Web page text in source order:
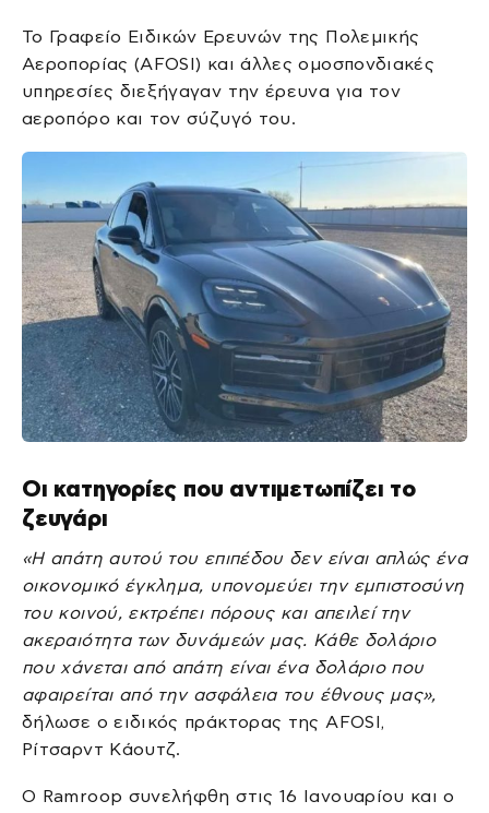
Το Γραφείο Ειδικών Ερευνών της Πολεμικής
Αεροπορίας (AFOSI) και άλλες ομοσπονδιακές
υπηρεσίες διεξήγαγαν την έρευνα για τον
αεροπόρο και τον σύζυγό του.
Οι κατηγορίες που αντιμετωπίζει το
ζευγάρι
«Η απάτη αυτού του επιπέδου δεν είναι απλώς ένα
οικονομικό έγκλημα, υπονομεύει την εμπιστοσύνη
του κοινού, εκτρέπει πόρους και απειλεί την
ακεραιότητα των δυνάμεών μας. Κάθε δολάριο
που χάνεται από απάτη είναι ένα δολάριο που
αφαιρείται από την ασφάλεια του έθνους μας»,
δήλωσε ο ειδικός πράκτορας της AFOSI,
Ρίτσαρντ Κάουτζ.
Ο Ramroop συνελήφθη στις 16 Ιανουαρίου και ο